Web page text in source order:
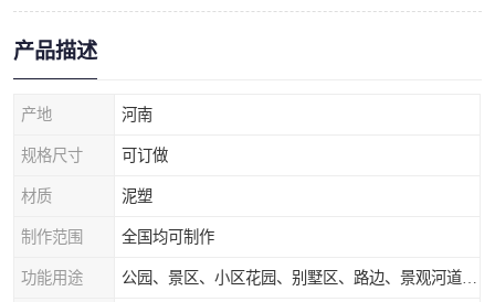
产品描述
产地 河南
规格尺寸 可订做
材质 泥塑
制作范围 全国均可制作
功能用途